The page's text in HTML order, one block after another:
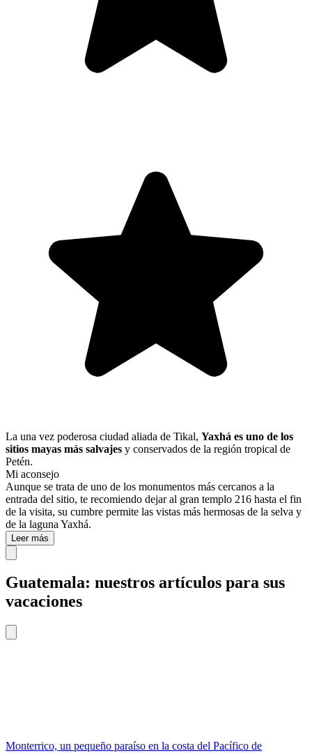
La una vez poderosa ciudad aliada de Tikal, Yaxhá es uno de los
sitios mayas más salvajes y conservados de la región tropical de
Petén.
Mi aconsejo
Aunque se trata de uno de los monumentos más cercanos a la
entrada del sitio, te recomiendo dejar al gran templo 216 hasta el fin
de la visita, su cumbre permite las vistas más hermosas de la selva y
de la laguna Yaxhá.
Leer más
Guatemala: nuestros artículos para sus
vacaciones
Monterrico, un pequeño paraíso en la costa del Pacífico de